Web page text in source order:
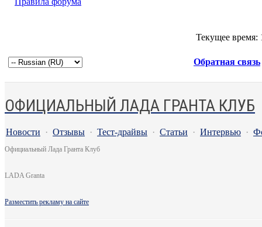
Текущее время:
Обратная связь
ОФИЦИАЛЬНЫЙ ЛАДА ГРАНТА КЛУБ
Новости · Отзывы · Тест-драйвы · Статьи · Интервью ·
Официальный Лада Гранта Клуб
LADA Granta
Разместить рекламу на сайте